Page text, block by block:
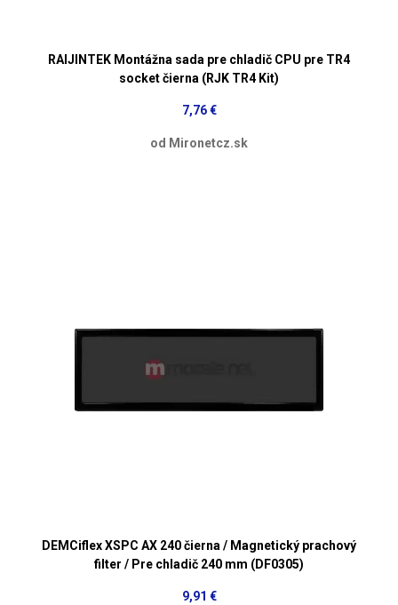
RAIJINTEK Montážna sada pre chladič CPU pre TR4
socket čierna (RJK TR4 Kit)
7,76 €
od Mironetcz.sk
DEMCiflex XSPC AX 240 čierna / Magnetický prachový
filter / Pre chladič 240 mm (DF0305)
9,91 €